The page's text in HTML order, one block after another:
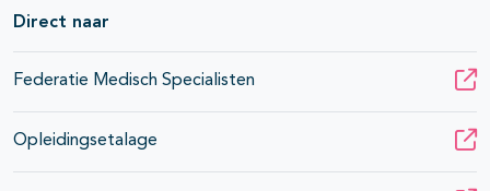
Direct naar
Federatie Medisch Specialisten
Opleidingsetalage